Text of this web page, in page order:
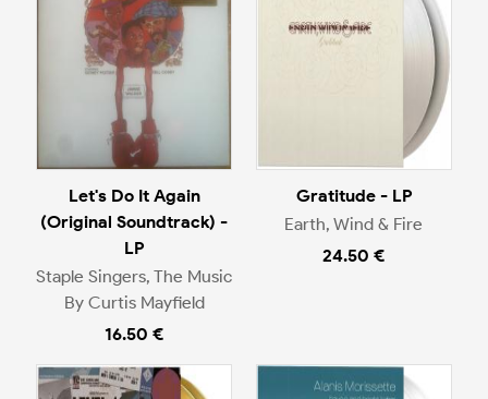
Let's Do It Again
(Original Soundtrack) -
LP
Staple Singers, The Music
By Curtis Mayfield
16.50 €
Gratitude - LP
Earth, Wind & Fire
24.50 €